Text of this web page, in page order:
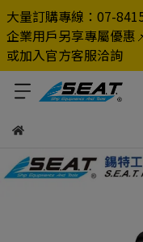
大量訂購專線：07-
企業用戶另享專屬優惠
或加入官方客服洽詢